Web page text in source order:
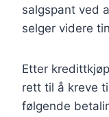
salgspant ved
selger videre
Etter
rett til å kreve
følgende